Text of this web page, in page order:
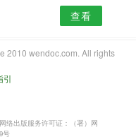
查看
2010 wendoc.com. All rights
引
网络出版服务许可证：（署）网
号